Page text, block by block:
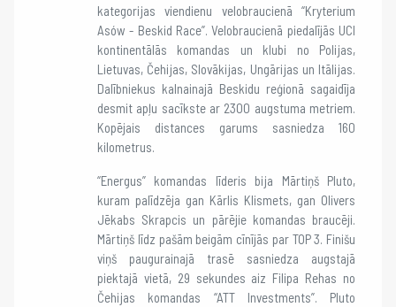
kategorijas viendienu velobraucienā “Kryterium
Asów - Beskid Race”. Velobraucienā piedalījās UCI
kontinentālās komandas un klubi no Polijas,
Lietuvas, Čehijas, Slovākijas, Ungārijas un Itālijas.
Dalībniekus kalnainajā Beskidu reģionā sagaidīja
desmit apļu sacīkste ar 2300 augstuma metriem.
Kopējais distances garums sasniedza 160
kilometrus.
“Energus” komandas līderis bija Mārtiņš Pluto,
kuram palīdzēja gan Kārlis Klismets, gan Olivers
Jēkabs Skrapcis un pārējie komandas braucēji.
Mārtiņš līdz pašām beigām cīnījās par TOP 3. Finišu
viņš paugurainajā trasē sasniedza augstajā
piektajā vietā, 29 sekundes aiz Filipa Rehas no
Čehijas komandas “ATT Investments”. Pluto